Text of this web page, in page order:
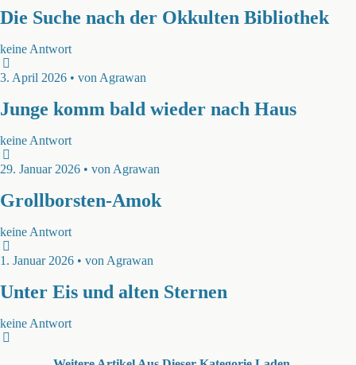
Die Suche nach der Okkulten Bibliothek
keine Antwort
3. April 2026 • von Agrawan
Junge komm bald wieder nach Haus
keine Antwort
29. Januar 2026 • von Agrawan
Grollborsten-Amok
keine Antwort
1. Januar 2026 • von Agrawan
Unter Eis und alten Sternen
keine Antwort